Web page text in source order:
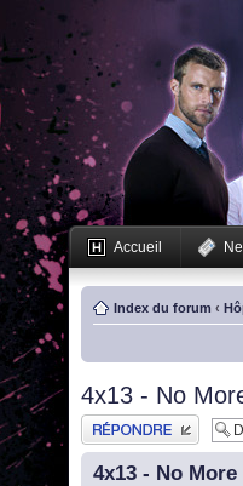
Accueil
Index du forum ‹
4x13 - No
Publier une réponse
4x13 - No